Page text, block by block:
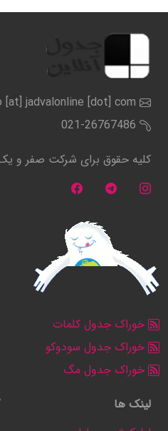
[at] jadvalonline [dot] com
021-26767486
کلیه حقوق برای شرکت صفر و
خوراک جدول کلمات
خوراک جدول سودوکو
خوراک جدول مگ
لینک ها